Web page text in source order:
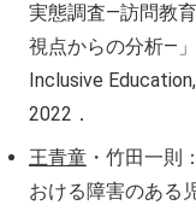
実態調査―訪問教
視点からの分析―
Inclusive
2022．
王青童・竹田一則
おける障害のある